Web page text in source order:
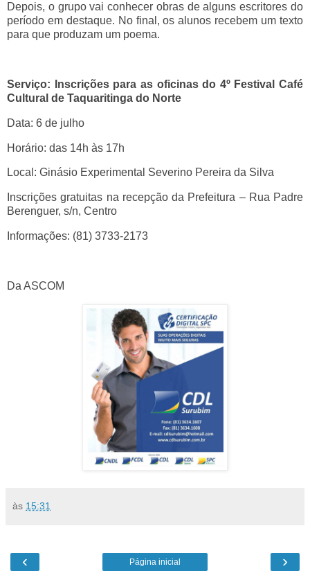
Depois, o grupo vai conhecer obras de alguns escritores do
período em destaque. No final, os alunos recebem um texto
para que produzam um poema.
Serviço: Inscrições para as oficinas do 4º Festival Café
Cultural de Taquaritinga do Norte
Data: 6 de julho
Horário: das 14h às 17h
Local: Ginásio Experimental Severino Pereira da Silva
Inscrições gratuitas na recepção da Prefeitura – Rua Padre
Berenguer, s/n, Centro
Informações: (81) 3733-2173
Da ASCOM
às 15:31
‹ ›
Página inicial